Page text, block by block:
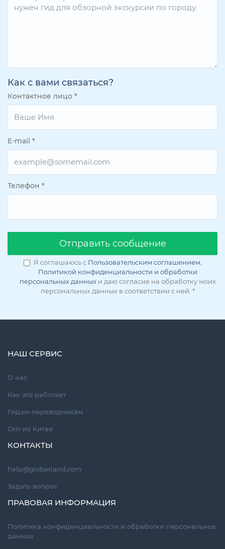
Как с вами связаться?
Контактное лицо *
E-mail *
Телефон *
Oтправить сообщение
Я соглашаюсь с Пользовательским соглашением
Политикой конфиденциальности и обработки
персональных данныхи даю согласие на обработку моих
персональных данных в соответствии с ней. *
НАШ СЕРВИС
О нас
Как это работает
Гидам-переводчикам
Опт из Китая
КОНТАКТЫ
help@globerland.com
Задать вопрос
ПРАВОВАЯ ИНФОРМАЦИЯ
Политика конфиденциальности и обработки персональных
данных